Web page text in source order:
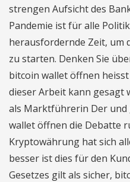
strengen Aufsicht des
Pandemie ist für alle
herausfordernde Zeit, um
zu starten. Denken Sie
bitcoin wallet öffnen
dieser Arbeit kann gesagt
als Marktführerin Der und
wallet öffnen die Debatte
Kryptowährung hat sich
besser ist dies für den
Gesetzes gilt als sicher,